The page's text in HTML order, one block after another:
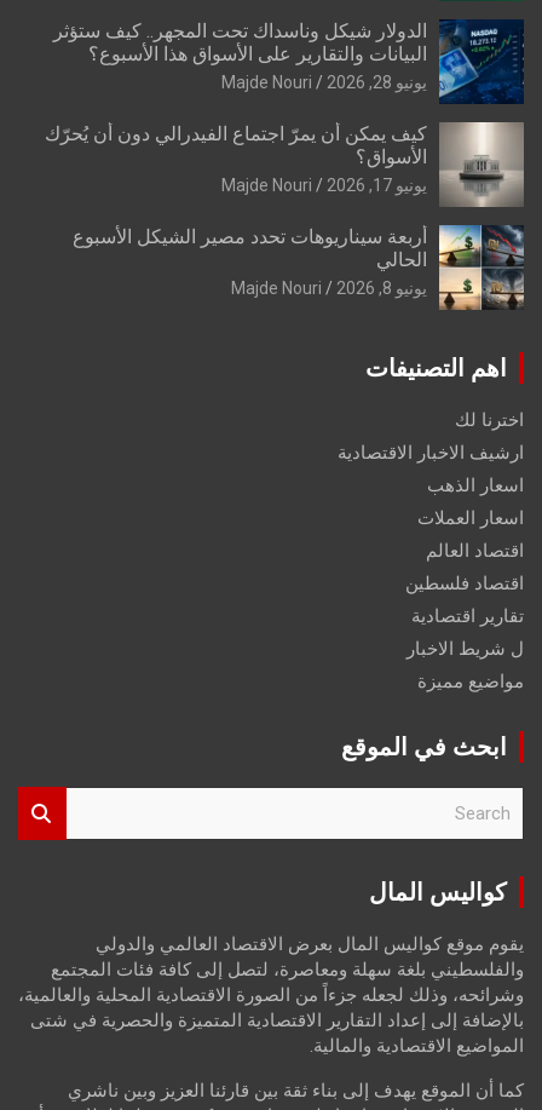
الدولار شيكل وناسداك تحت المجهر.. كيف ستؤثر
البيانات والتقارير على الأسواق هذا الأسبوع؟
يونيو 28, 2026 Majde Nouri
كيف يمكن أن يمرّ اجتماع الفيدرالي دون أن يُحرّك
الأسواق؟
يونيو 17, 2026 Majde Nouri
أربعة سيناريوهات تحدد مصير الشيكل الأسبوع
الحالي
يونيو 8, 2026 Majde Nouri
اهم التصنيفات
اخترنا لك
ارشيف الاخبار الاقتصادية
اسعار الذهب
اسعار العملات
اقتصاد العالم
اقتصاد فلسطين
تقارير اقتصادية
ل شريط الاخبار
مواضيع مميزة
ابحث في الموقع
r
كواليس المال
يقوم موقع كواليس المال بعرض الاقتصاد العالمي والدولي
والفلسطيني بلغة سهلة ومعاصرة، لتصل إلى كافة فئات المجتمع
وشرائحه، وذلك لجعله جزءاً من الصورة الاقتصادية المحلية والعالمية،
بالإضافة إلى إعداد التقارير الاقتصادية المتميزة والحصرية في شتى
المواضيع الاقتصادية والمالية.
كما أن الموقع يهدف إلى بناء ثقة بين قارئنا العزيز وبين ناشري